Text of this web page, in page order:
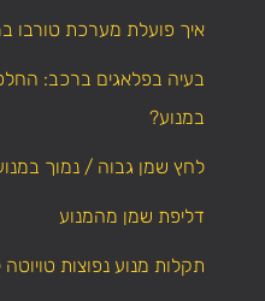
איך פועלת מערכת טורבו
בעיה בפלאגים ברכב:
במנוע?
לחץ שמן גבוה / נמוך
דליפת שמן מהמנוע
תקלות מנוע נפוצות